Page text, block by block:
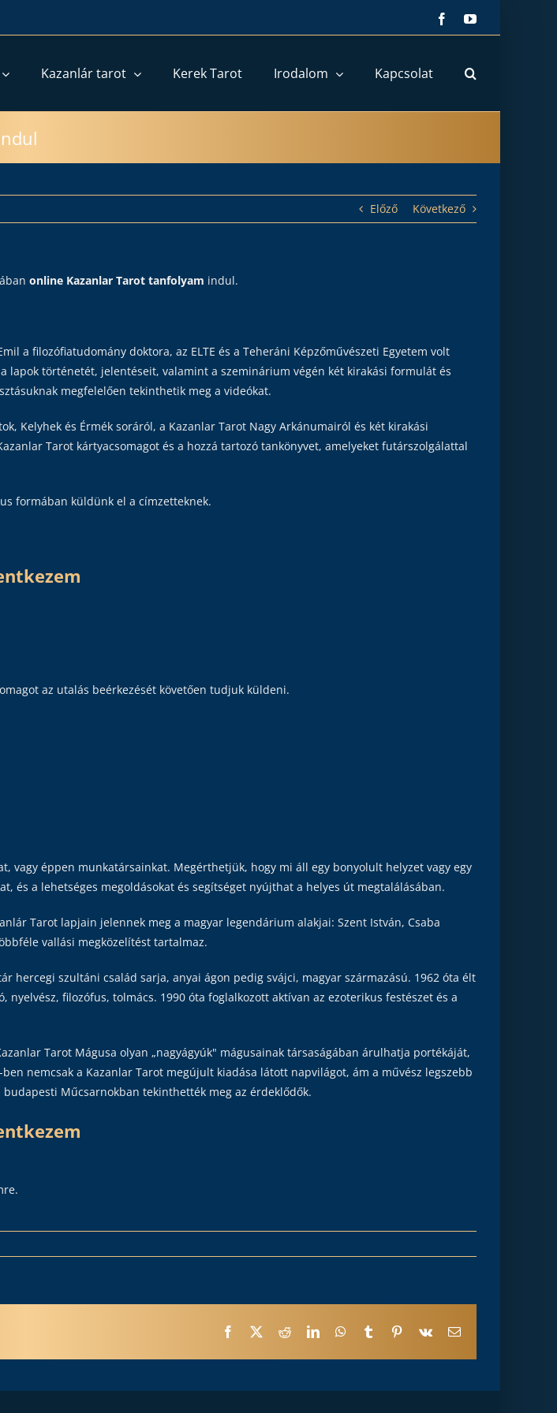
FacebookYouTube
Kazanlár tarot Kerek Tarot Irodalom Kapcsolat
Előző Következő
online Kazanlar Tarot tanfolyam indul.
a filozófiatudomány doktora, az ELTE és a Teheráni Képzőművészeti Egyetem volt
történetét, jelentéseit, valamint a szeminárium végén két kirakási formulát és
megfelelően tekinthetik meg a videókat.
Kelyhek és Érmék soráról, a Kazanlar Tarot Nagy Arkánumairól és két kirakási
Tarot kártyacsomagot és a hozzá tartozó tankönyvet, amelyeket futárszolgálattal
formában küldünk el a címzetteknek.
az utalás beérkezését követően tudjuk küldeni.
éppen munkatársainkat. Megérthetjük, hogy mi áll egy bonyolult helyzet vagy egy
és a lehetséges megoldásokat és segítséget nyújthat a helyes út megtalálásában.
Tarot lapjain jelennek meg a magyar legendárium alakjai: Szent István, Csaba
vallási megközelítést tartalmaz.
hercegi szultáni család sarja, anyai ágon pedig svájci, magyar származású. 1962 óta élt
filozófus, tolmács. 1990 óta foglalkozott aktívan az ezoterikus festészet és a
Tarot Mágusa olyan „nagyágyúk" mágusainak társaságában árulhatja portékáját,
nemcsak a Kazanlar Tarot megújult kiadása látott napvilágot, ám a művész legszebb
Műcsarnokban tekinthették meg az érdeklődők.
Facebook RedditLinkedInWhatsApp
Tumblr Pinterest
Vk Email: